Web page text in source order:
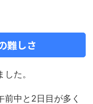
難しさ
た。
中と2日目が多く